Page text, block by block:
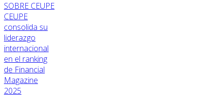
SOBRE CEUPE
CEUPE
consolida su
liderazgo
internacional
en el ranking
de Financial
Magazine
2025